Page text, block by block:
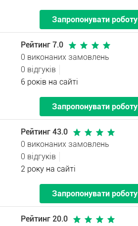
Запропонувати роботу
Рейтинг 7.0
0 виконаних замовлень
0 відгуків
6 років на сайті
Запропонувати роботу
Рейтинг 43.0
0 виконаних замовлень
0 відгуків
2 року на сайті
Запропонувати роботу
Рейтинг 20.0